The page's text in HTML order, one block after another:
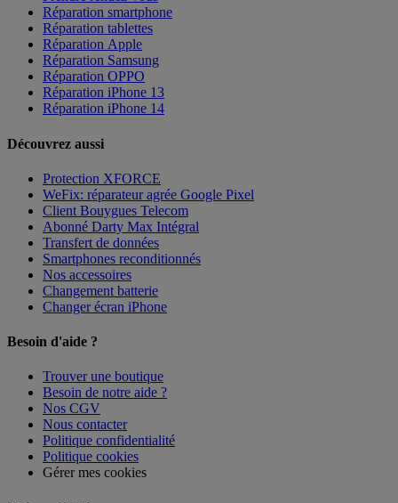
Réparation smartphone
Réparation tablettes
Réparation Apple
Réparation Samsung
Réparation OPPO
Réparation iPhone 13
Réparation iPhone 14
Découvrez aussi
Protection XFORCE
WeFix: réparateur agrée Google Pixel
Client Bouygues Telecom
Abonné Darty Max Intégral
Transfert de données
Smartphones reconditionnés
Nos accessoires
Changement batterie
Changer écran iPhone
Besoin d'aide ?
Trouver une boutique
Besoin de notre aide ?
Nos CGV
Nous contacter
Politique confidentialité
Politique cookies
Gérer mes cookies